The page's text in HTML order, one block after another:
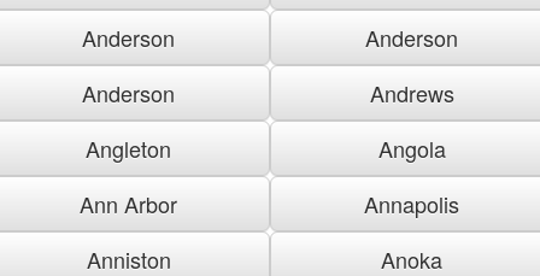
Anderson
Anderson
Anderson
Andrews
Angleton
Angola
Ann Arbor
Annapolis
Anniston
Anoka